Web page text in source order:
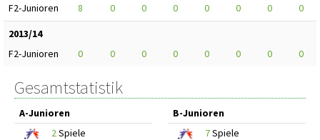
F2-Junioren
8 0 0 0 0 0 0
0
2013/14
F2-Junioren
0 0 0 0 0 0 0 0
Gesamtstatistik
A-Junioren
2Spiele
B-Junioren
7Spiele